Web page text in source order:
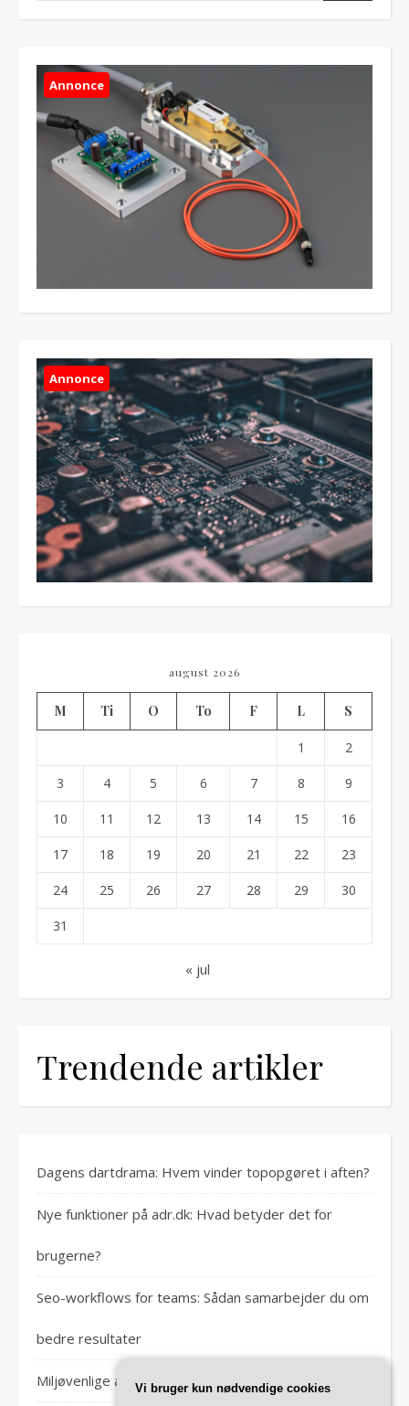
Annonce
Annonce
august 2026
M Ti O To F L S
1 2
3 4 5 6 7 8 9
10 11 12 13 14 15 16
17 18 19 20 21 22 23
24 25 26 27 28 29 30
31
« jul
Trendende artikler
Dagens dartdrama: Hvem vinder topopgøret i aften?
Nye funktioner på adr.dk: Hvad betyder det for
brugerne?
Seo-workflows for teams: Sådan samarbejder du om
bedre resultater
Miljøvenlige alternativer til traditionel algerens
Vi bruger kun nødvendige cookies